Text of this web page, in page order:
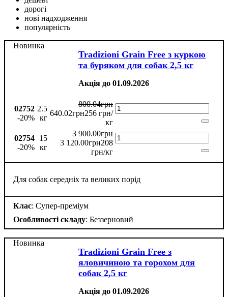
дорогі
нові надходження
популярність
Tradizioni Grain Free з куркою
та буряком для собак 2,5 кг
Акція до 01.09.2026
Новинка
02752
-20%
2.5
кг
800.04грн
640.02грн256 грн/
кг
02754
-20%
15
кг
3 900.00грн
3 120.00грн208
грн/кг
Для собак середніх та великих порід
Клас: Супер-преміум
Особливості складу: Беззерновий
Tradizioni Grain Free з
яловичиною та горохом для
собак 2,5 кг
Акція до 01.09.2026
Новинка